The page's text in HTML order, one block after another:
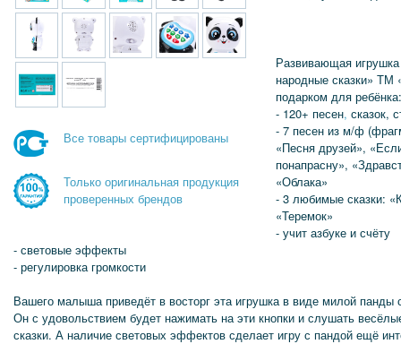
Все товары сертифицированы
Только оригинальная продукция
проверенных брендов
Развивающая
народные сказки» ТМ
подарком для ребёнка:
- 120+ песен, сказок,
- 7 песен из м/ф
«Песня друзей»,
понапрасну»,
«Облака»
- 3 любимые сказки:
«Теремок»
- учит азбуке и счёту
- световые эффекты
- регулировка громкости
Вашего малыша приведёт в восторг эта игрушка в виде милой панды
Он с удовольствием будет нажимать на эти кнопки и слушать
сказки. А наличие световых эффектов сделает игру с пандой ещё